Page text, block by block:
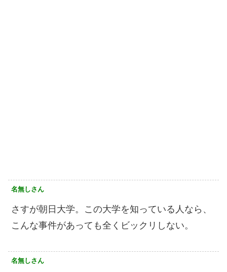
名無しさん
さすが朝日大学。この大学を知っている人なら、
こんな事件があっても全くビックリしない。
名無しさん